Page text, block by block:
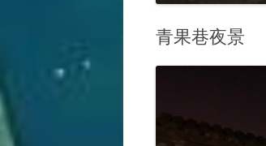
青果巷夜景